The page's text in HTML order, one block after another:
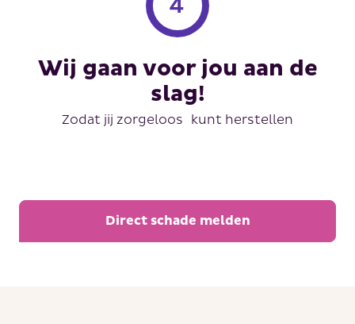
Wij gaan voor jou aan de
slag!
Zodat jij zorgeloos kunt herstellen
Direct schade melden